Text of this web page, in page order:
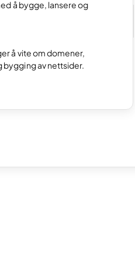
å bygge, lansere og
å vite om domener,
av nettsider.
basert nettsidebygging